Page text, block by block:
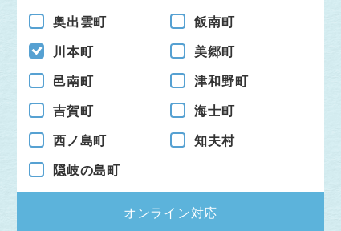
奥出雲町 飯南町
川本町 美郷町
邑南町 津和野町
吉賀町 海士町
西ノ島町 知夫村
隠岐の島町
オンライン対応